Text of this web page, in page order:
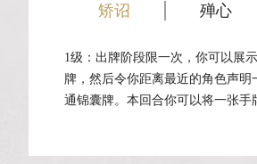
矫诏 殚心
1级：出牌阶段限一次，你可以展
牌，然后令你距离最近的角色声
通锦囊牌。本回合你可以将一张